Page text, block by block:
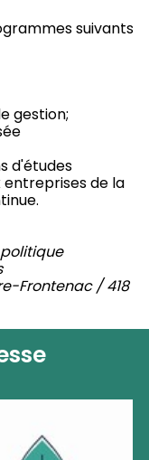
suivants
gestion;
d'études
entreprises de la
Frontenac / 418